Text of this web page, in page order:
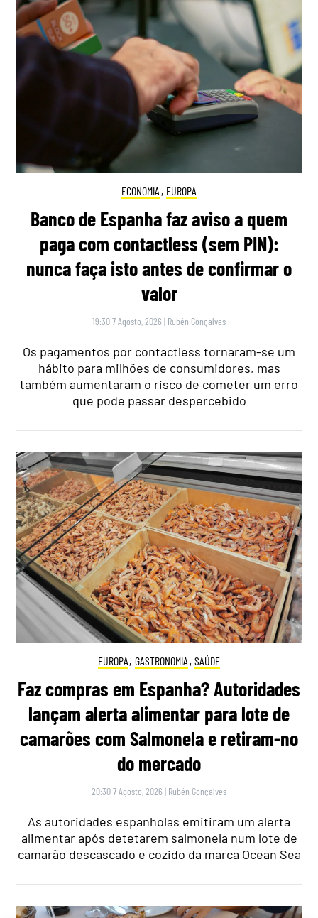
ECONOMIA , EUROPA
Banco de Espanha faz aviso a quem
paga com contactless (sem PIN):
nunca faça isto antes de confirmar o
valor
19:30 7 Agosto, 2026 | Rubén Gonçalves
Os pagamentos por contactless tornaram-se um
hábito para milhões de consumidores, mas
também aumentaram o risco de cometer um erro
que pode passar despercebido
EUROPA, GASTRONOMIA , SAÚDE
Faz compras em Espanha? Autoridades
lançam alerta alimentar para lote de
camarões com Salmonela e retiram-no
do mercado
20:30 7 Agosto, 2026 | Rubén Gonçalves
As autoridades espanholas emitiram um alerta
alimentar após detetarem salmonela num lote de
camarão descascado e cozido da marca Ocean Sea